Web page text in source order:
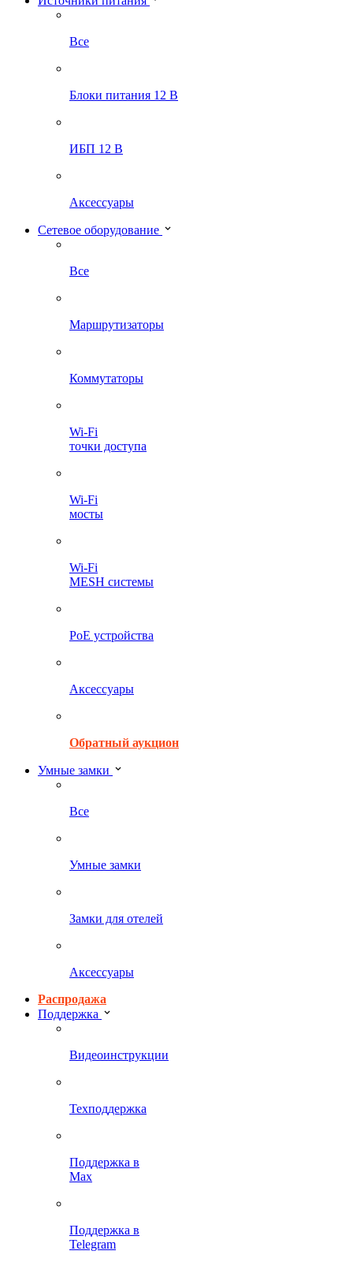
Все
Блоки питания 12 В
ИБП 12 В
Аксессуары
Сетевое оборудование
Все
Маршрутизаторы
Коммутаторы
Wi-Fi
точки доступа
Wi-Fi
мосты
Wi-Fi
MESH системы
PoE устройства
Аксессуары
Обратный аукцион
Умные замки
Все
Умные замки
Замки для отелей
Аксессуары
Распродажа
Поддержка
Видеоинструкции
Техподдержка
Поддержка в
Max
Поддержка в
Telegram